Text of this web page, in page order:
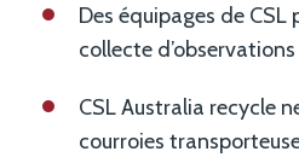
Des équipages de
collecte
CSL Australia recycle
courroies